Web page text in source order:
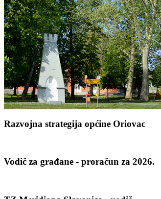
Razvojna strategija općine Oriovac
Vodič za građane - proračun za 2026.